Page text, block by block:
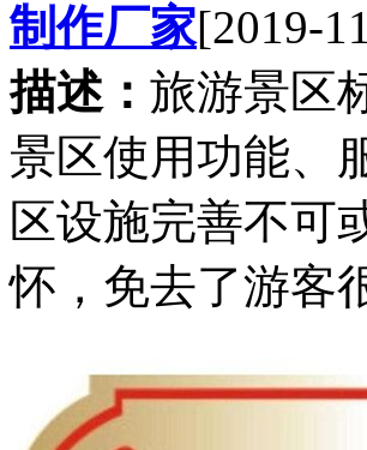
制作厂家[2019-
描述： 旅游景区
景区使用功能、
区设施完善不可
怀，免去了游客